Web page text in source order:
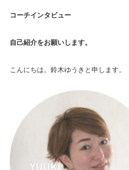
コーチインタビュー
自己紹介をお願いします。
こんにちは。鈴木ゆうきと申します。